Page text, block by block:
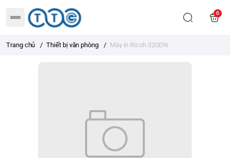
0
Trang chủ / Thiết bị văn phòng / Máy in Ricoh 320DN